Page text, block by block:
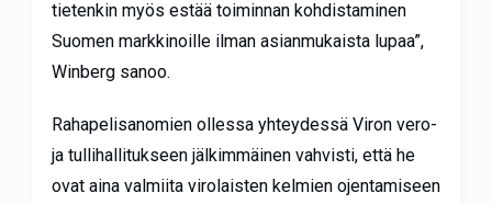
tietenkin myös estää toiminnan kohdistaminen
Suomen markkinoille ilman asianmukaista lupaa”,
Winberg sanoo.
Rahapelisanomien ollessa yhteydessä Viron vero-
ja tullihallitukseen jälkimmäinen vahvisti, että he
ovat aina valmiita virolaisten kelmien ojentamiseen